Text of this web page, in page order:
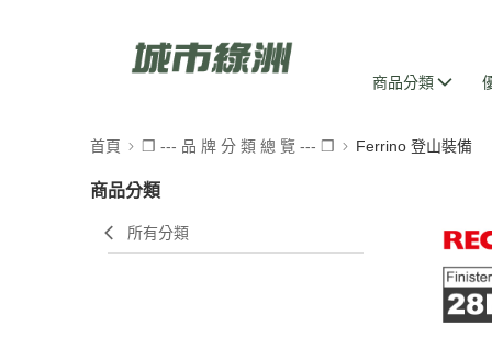
商品分類
首頁 ❒ --- 品 牌 分 類 總 覽 --- ❒ Ferrino 登山裝備
商品分類
所有分類